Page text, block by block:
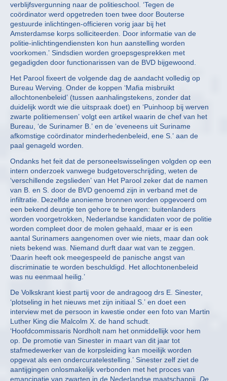
verblijfsvergunning naar de politieschool. ‘Tegen de
coördinator werd opgetreden toen twee door Bouterse
gestuurde inlichtingen-officieren vorig jaar bij het
Amsterdamse korps solliciteerden. Door informatie van de
politie-inlichtingendiensten kon hun aanstelling worden
voorkomen.’ Sindsdien worden groepsgesprekken met
gegadigden door functionarissen van de BVD bijgewoond.
Het Parool fixeert de volgende dag de aandacht volledig op
Bureau Werving. Onder de koppen ‘Mafia misbruikt
allochtonenbeleid’ (tussen aanhalingstekens, zonder dat
duidelijk wordt wie die uitspraak doet) en ‘Puinhoop bij werven
zwarte politiemensen’ volgt een artikel waarin de chef van het
Bureau, ‘de Surinamer B.’ en de ‘eveneens uit Suriname
afkomstige coördinator minderhedenbeleid, ene S.’ aan de
paal genageld worden.
Ondanks het feit dat de personeelswisselingen volgden op een
intern onderzoek vanwege budgetoverschrijding, weten de
‘verschillende zegslieden’ van Het Parool zeker dat de namen
van B. en S. door de BVD genoemd zijn in verband met de
infiltratie. Dezelfde anonieme bronnen worden opgevoerd om
een bekend deuntje ten gehore te brengen: buitenlanders
worden voorgetrokken, Nederlandse kandidaten voor de politie
worden compleet door de molen gehaald, maar er is een
aantal Surinamers aangenomen over wie niets, maar dan ook
niets bekend was. Niemand durft daar wat van te zeggen.
‘Daarin heeft ook meegespeeld de panische angst van
discriminatie te worden beschuldigd. Het allochtonenbeleid
was nu eenmaal heilig.’
De Volkskrant kiest partij voor de andragoog drs E. Sinester,
‘plotseling in het nieuws met zijn initiaal S.’ en doet een
interview met de persoon in kwestie onder een foto van Martin
Luther King die Malcolm X. de hand schudt.
‘Hoofdcommissaris Nordholt nam het onmiddellijk voor hem
op. De promotie van Sinester in maart van dit jaar tot
stafmedewerker van de korpsleiding kan moeilijk worden
opgevat als een ondercuratelestelling.’ Sinester zelf ziet de
aantijgingen onlosmakelijk verbonden met het proces van
emancipatie van zwarten in de Nederlandse maatschappij. De